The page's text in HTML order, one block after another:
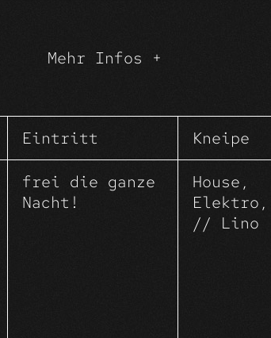
Mehr Infos +
– wir starten in ein
WochenEnde mit euch.
Eintritt Kneipe
frei die ganze
Nacht!
House,
Elektro,
// Lino